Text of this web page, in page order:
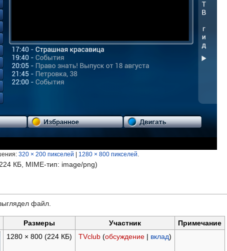
320 × 200 пикселей 1280 × 800 пикселей
КБ, MIME-тип: image/png)
файл.
Размеры Участник
Примечание
1280 × 800 (224 КБ) TVclub (обсуждение| вклад)